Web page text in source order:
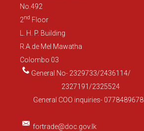
No.492
2nd Floor
L. H. P. Building
R.A.de Mel Mawatha
Colombo 03
General No- 2329733/2436114/
2327191/2325524
General COO inquiries- 0778489678
fortrade@doc.gov.lk